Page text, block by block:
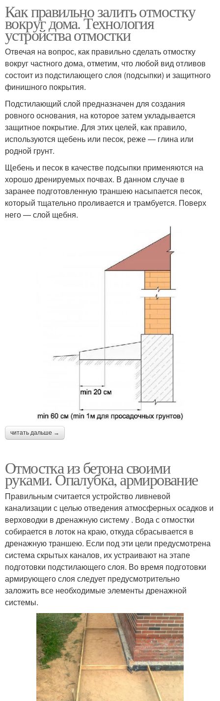
Как правильно залить отмостку
вокруг дома. Технология
устройства отмостки
Отвечая на вопрос, как правильно сделать отмостку
вокруг частного дома, отметим, что любой вид отливов
состоит из подстилающего слоя (подсыпки) и защитного
финишного покрытия.
Подстилающий слой предназначен для создания
ровного основания, на которое затем укладывается
защитное покрытие. Для этих целей, как правило,
используются щебень или песок, реже — глина или
родной грунт.
Щебень и песок в качестве подсыпки применяются на
хорошо дренируемых почвах. В данном случае в
заранее подготовленную траншею насыпается песок,
который тщательно проливается и трамбуется. Поверх
него — слой щебня.
читать дальше →
Отмостка из бетона своими
руками. Опалубка, армирование
Правильным считается устройство ливневой
канализации с целью отведения атмосферных осадков и
верховодки в дренажную систему . Вода с отмостки
собирается в лоток на краю, откуда сбрасывается в
дренажную траншею. Если под эти цели предусмотрена
система скрытых каналов, их устраивают на этапе
подготовки подстилающего слоя. Во время подготовки
армирующего слоя следует предусмотрительно
заложить все необходимые элементы дренажной
системы.